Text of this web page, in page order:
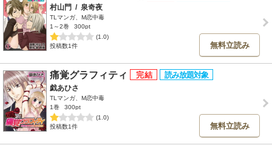
村山門 / 泉奇夜
TLマンガ、M恋中毒
1～2巻
300pt
(1.0)
投稿数1件
無料立読み
痛覚グラフィティ
戯あひさ
TLマンガ、M恋中毒
1巻
300pt
(1.0)
投稿数1件
無料立読み